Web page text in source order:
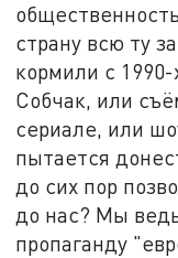
страну всю ту
кормили с
Собчак, или
сериале, или
пытается
до сих пор
до нас? Мы
пропаганду